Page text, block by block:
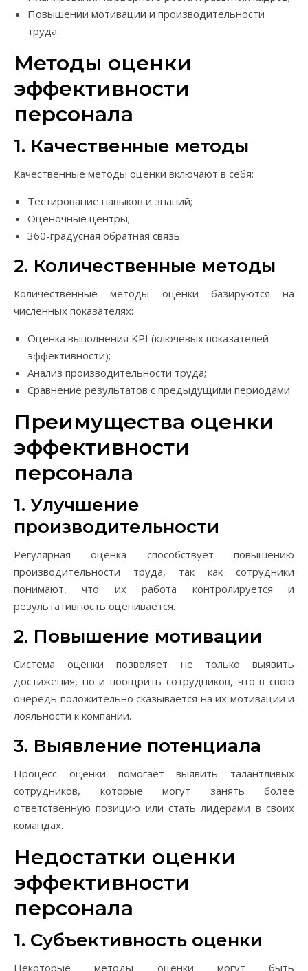
Повышении мотивации и производительности
труда.
Методы оценки
эффективности
персонала
1. Качественные методы
Качественные методы оценки включают в себя:
Тестирование навыков и знаний;
Оценочные центры;
360-градусная обратная связь.
2. Количественные методы
Количественные методы оценки базируются на
численных показателях:
Оценка выполнения KPI (ключевых показателей
эффективности);
Анализ производительности труда;
Сравнение результатов с предыдущими периодами.
Преимущества оценки
эффективности
персонала
1. Улучшение
производительности
Регулярная оценка способствует повышению
производительности труда, так как сотрудники
понимают, что их работа контролируется и
результативность оценивается.
2. Повышение мотивации
Система оценки позволяет не только выявить
достижения, но и поощрить сотрудников, что в свою
очередь положительно сказывается на их мотивации и
лояльности к компании.
3. Выявление потенциала
Процесс оценки помогает выявить талантливых
сотрудников, которые могут занять более
ответственную позицию или стать лидерами в своих
командах.
Недостатки оценки
эффективности
персонала
1. Субъективность оценки
Некоторые методы оценки могут быть